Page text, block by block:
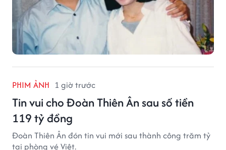
PHIM ẢNH 1 giờ trước
Tin vui cho Đoàn Thiên Ân sau số tiền
119 tỷ đồng
Đoàn Thiên Ân đón tin vui mới sau thành công trăm tỷ
tại phòng vé Việt.